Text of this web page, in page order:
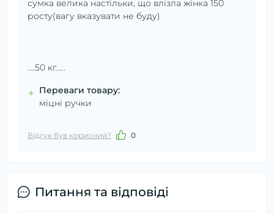
сумка велика настільки, що влізла жінка 150
росту(вагу вказувати не буду)
....50 кг.....
+ Переваги товару:
міцні ручки
Відгук був корисний? 0
Питання та відповіді